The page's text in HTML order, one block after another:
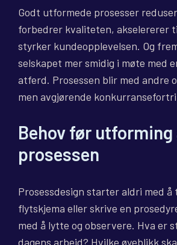
Godt utformede prosesser
forbedrer kvaliteten, akselererer
styrker kundeopplevelsen. Og
selskapet mer smidig i møte med
atferd. Prosessen blir med andre
men avgjørende
Behov før utforming
prosessen
Prosessdesign starter aldri med å
flytskjema eller skrive en
med å lytte og observere. Hva er
dagens arbeid? Hvilke øyeblikk